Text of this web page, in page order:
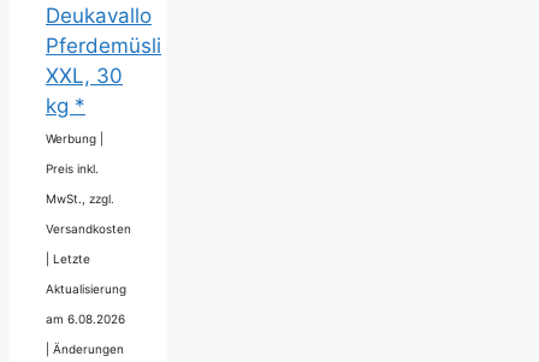
Deukavallo
Pferdemüsli
XXL, 30
kg *
Werbung |
Preis inkl.
MwSt., zzgl.
Versandkosten
Letzte
Aktualisierung
am 6.08.2026
Änderungen